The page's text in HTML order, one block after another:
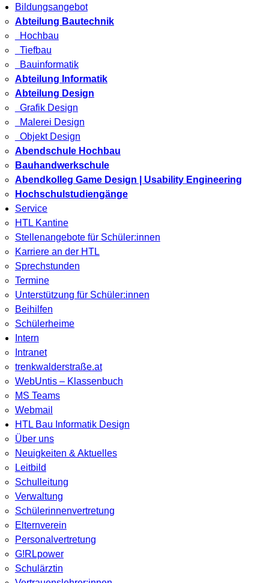
Bildungsangebot
Abteilung Bautechnik
Hochbau
Tiefbau
Bauinformatik
Abteilung Informatik
Abteilung Design
Grafik Design
Malerei Design
Objekt Design
Abendschule Hochbau
Bauhandwerkschule
Abendkolleg Game Design | Usability Engineering
Hochschulstudiengänge
Service
HTL Kantine
Stellenangebote für Schüler:innen
Karriere an der HTL
Sprechstunden
Termine
Unterstützung für Schüler:innen
Beihilfen
Schülerheime
Intern
Intranet
trenkwalderstraße.at
WebUntis – Klassenbuch
MS Teams
Webmail
HTL Bau Informatik Design
Über uns
Neuigkeiten & Aktuelles
Leitbild
Schulleitung
Verwaltung
Schülerinnenvertretung
Elternverein
Personalvertretung
G!RLpower
Schulärztin